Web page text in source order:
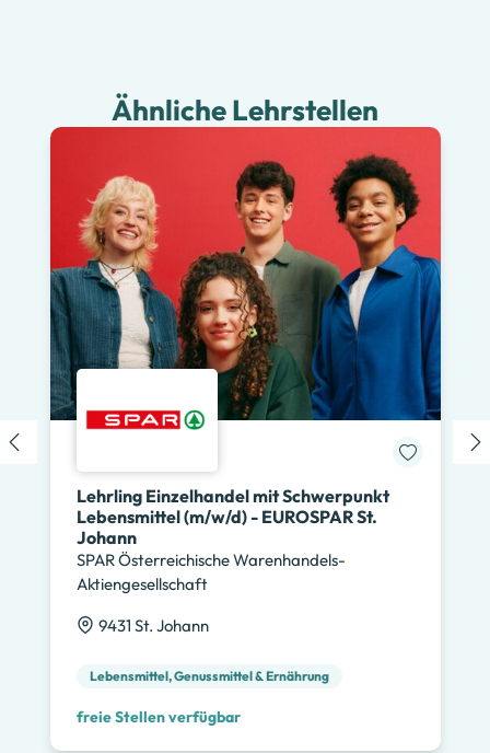
Ähnliche Lehrstellen
Lehrling Einzelhandel mit Schwerpunkt
Lebensmittel (m/w/d) - EUROSPAR St.
Johann
SPAR Österreichische Warenhandels-
Aktiengesellschaft
9431 St. Johann
Lebensmittel, Genussmittel & Ernährung
freie Stellen verfügbar